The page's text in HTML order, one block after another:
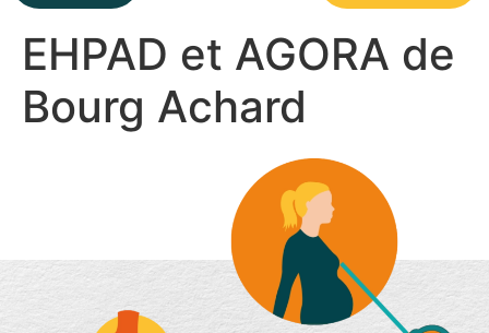
EHPAD et AGORA de
Bourg Achard